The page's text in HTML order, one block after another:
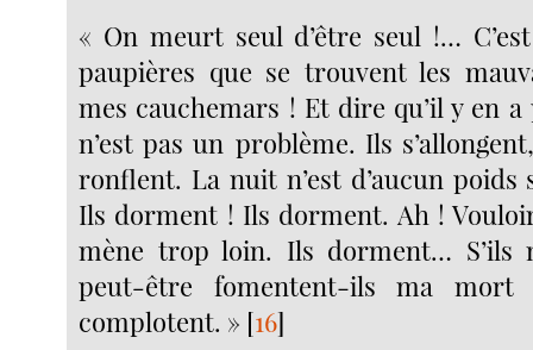
« On meurt seul d’être seul !…
paupières que se trouvent les
mes cauchemars ! Et dire qu’il y en
n’est pas un problème. Ils
ronflent. La nuit n’est d’aucun
Ils dorment ! Ils dorment. Ah !
mène trop loin. Ils dorment… S’ils
peut-être fomentent-ils ma
complotent. » [16]